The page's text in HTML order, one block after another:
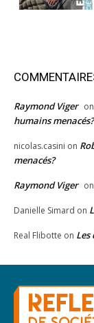
Raymond Viger on
humains menacés?
nicolas.casini on
menacés?
Raymond Viger on
Danielle Simard on
Real Flibotte on Les